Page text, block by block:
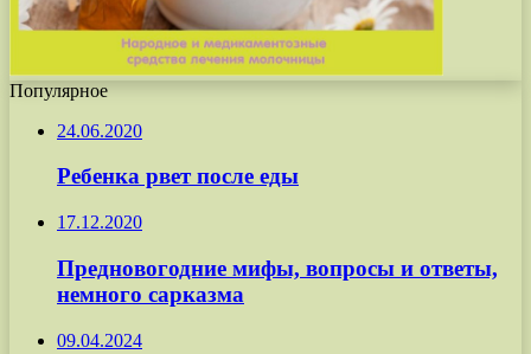
Популярное
24.06.2020
Ребенка рвет после еды
17.12.2020
Предновогодние мифы, вопросы и ответы,
немного сарказма
09.04.2024